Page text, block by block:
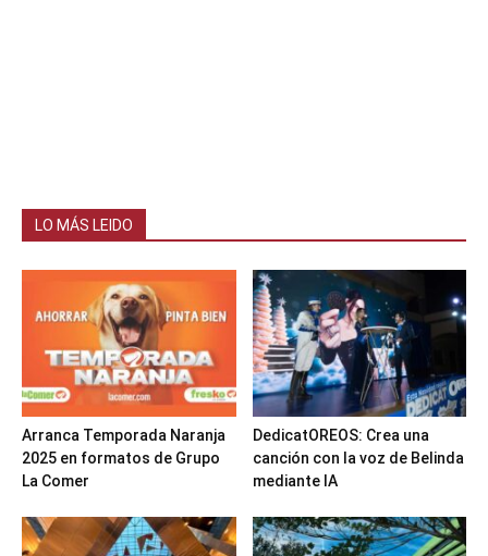
LO MÁS LEIDO
Arranca Temporada Naranja
2025 en formatos de Grupo
La Comer
DedicatOREOS: Crea una
canción con la voz de Belinda
mediante IA